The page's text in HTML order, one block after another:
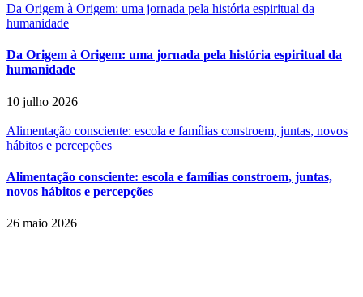
Da Origem à Origem: uma jornada pela história espiritual da
humanidade
Da Origem à Origem: uma jornada pela história espiritual da
humanidade
10 julho 2026
Alimentação consciente: escola e famílias constroem, juntas, novos
hábitos e percepções
Alimentação consciente: escola e famílias constroem, juntas,
novos hábitos e percepções
26 maio 2026